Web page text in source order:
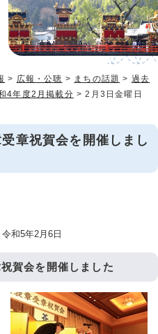
> 広報・公聴 > まちの話題 > 過去
4年度2月掲載分 > 2月3日金曜日
章祝賀会を開催しまし
5年2月6日
賀会を開催しました